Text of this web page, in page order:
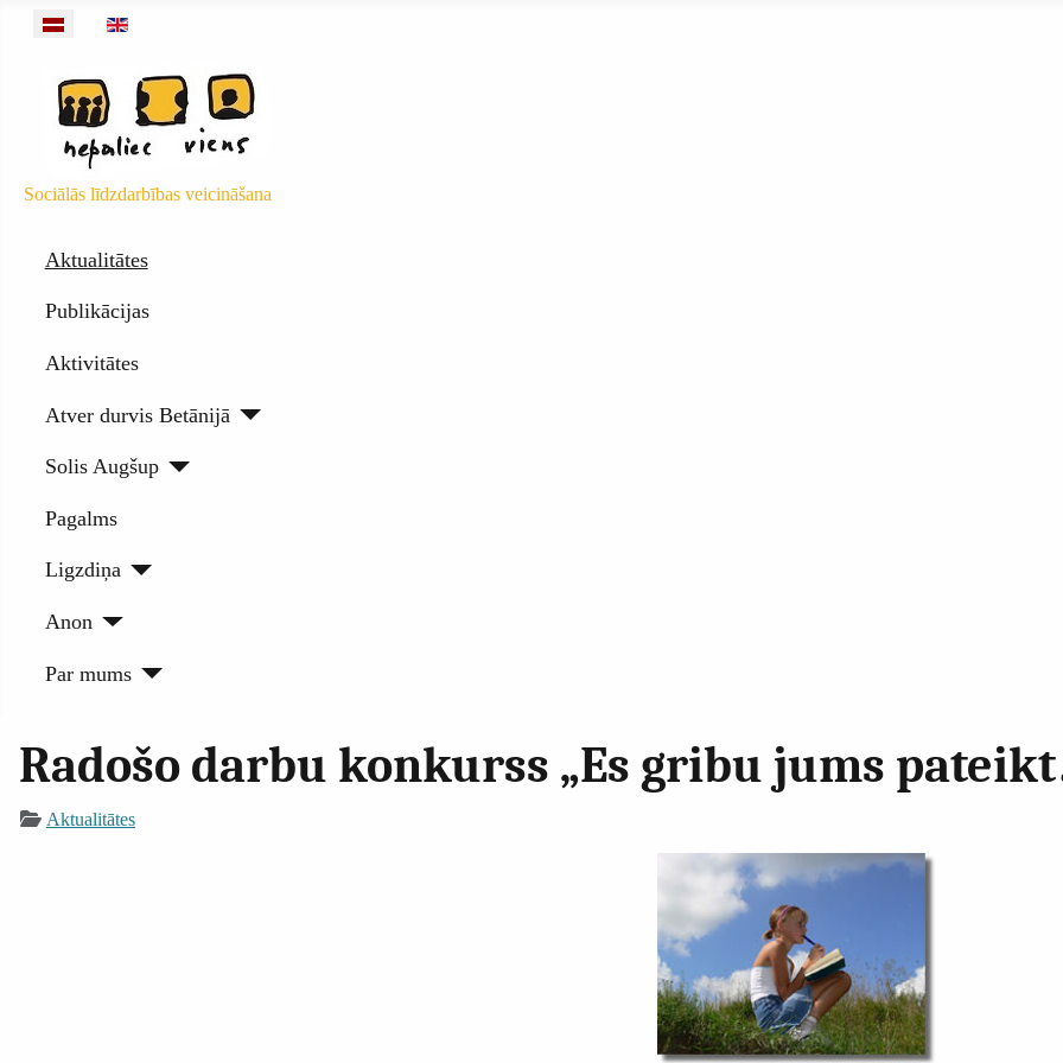
Izvēlieties valodu
Sociālās līdzdarbības veicināšana
Aktualitātes
Publikācijas
Aktivitātes
Atver durvis Betānijā
Solis Augšup
Pagalms
Ligzdiņa
Anon
Par mums
Radošo darbu konkurss „Es gribu jums
Aktualitātes